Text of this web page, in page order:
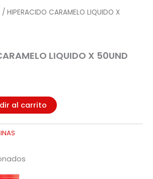
/ HIPERACIDO CARAMELO LIQUIDO X
LIQUIDO X 50UND
al carrito